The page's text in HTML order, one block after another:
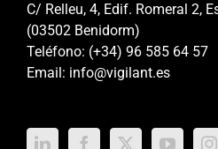
C/ Relleu, 4, Edif. Romeral 2,
(03502 Benidorm)
Teléfono: (+34) 96 585 64 57
Email: info@vigilant.es